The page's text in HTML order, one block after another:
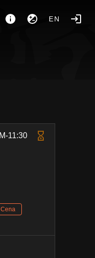
EN
11:30
Cena